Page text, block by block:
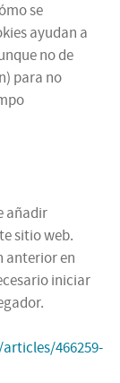
se
ayudan a
no de
para no
añadir
sitio web.
anterior en
iniciar
466259-